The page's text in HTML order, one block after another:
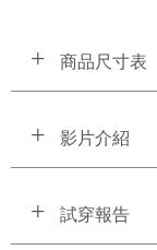
商品尺寸表
影片介紹
試穿報告